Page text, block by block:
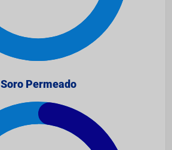
Soro Permeado